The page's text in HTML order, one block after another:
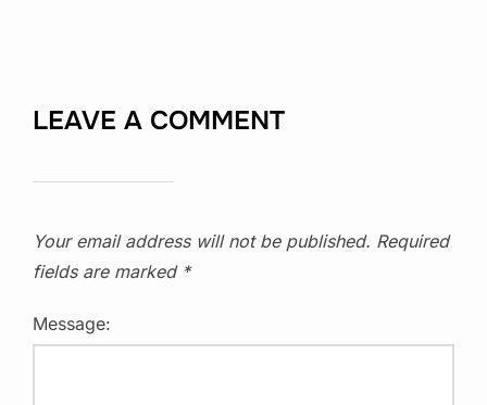
LEAVE A COMMENT
Your email address will not be published. Required
fields are marked *
Message: